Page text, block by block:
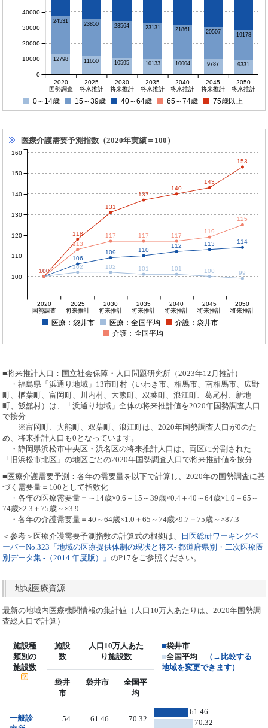
12798 11650 10595 10133 10004 9787 9331
24531 23850 23564 23131 21861 20507 19178
2020
国勢調査
2025
将来推計
2030
将来推計
2035
将来推計
2040
将来推計
2045
将来推計
2050
将来推計
0
10000
20000
30000
40000
0～14歳 15～39歳 40～64歳 65～74歳 75歳以上
医療介護需要予測指数（2020年実績＝100）
100
106
109 110
112 113 114
100
102 102 101 101 100 99
100
118
131
137
140
143
153
100
113
117 117 117
119
125
2020
国勢調査
2025
将来推計
2030
将来推計
2035
将来推計
2040
将来推計
2045
将来推計
2050
将来推計
100
110
120
130
140
150
160
医療：袋井市 医療：全国平均
介護：袋井市
介護：全国平均
■将来推計人口：国立社会保障・人口問題研究所（2023年12月推計）
・福島県「浜通り地域」13市町村（いわき市、相馬市、南相馬市、広野
町、楢葉町、富岡町、川内村、大熊町、双葉町、浪江町、葛尾村、新地
町、飯舘村）は、「浜通り地域」全体の将来推計値を2020年国勢調査人口
で按分
※富岡町、大熊町、双葉町、浪江町は、2020年国勢調査人口が0のた
め、将来推計人口も0となっています。
・静岡県浜松市中央区・浜名区の将来推計人口は、両区に分割された
「旧浜松市北区」の地区ごとの2020年国勢調査人口で将来推計値を按分
■医療介護需要予測：各年の需要量を以下で計算し、2020年の国勢調査に基
づく需要量＝100として指数化
・各年の医療需要量＝～14歳×0.6＋15～39歳×0.4＋40～64歳×1.0＋65～
74歳×2.3＋75歳～×3.9
・各年の介護需要量＝40～64歳×1.0＋65～74歳×9.7＋75歳～×87.3
＜参考＞医療介護需要予測指数の計算式の根拠は、
日医総研ワーキングペ
ーパーNo.323「地域の医療提供体制の現状と将来- 都道府県別・二次医療圏
別データ集 -（2014 年度版）」のP17をご参照ください。
地域医療資源
最新の地域内医療機関情報の集計値（人口10万人あたりは、2020年国勢調
査総人口で計算）
施設種
類別の
施設数
施設
数
人口10万人あた
り施設数
■袋井市
■全国平均
（→比較する
地域を変更できます）
袋井
市
袋井市
全国平
均
一般診
54 61.46 70.32
61.46
70.32